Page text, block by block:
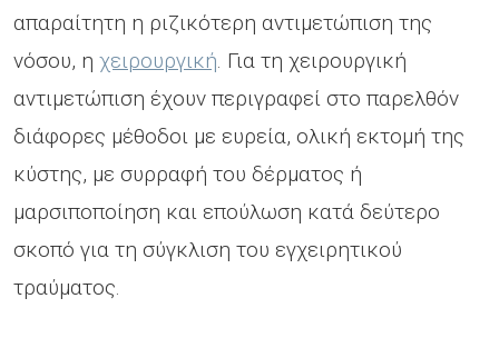
απαραίτητη η ριζικότερη αντιμετώπιση της
νόσου, η χειρουργική. Για τη χειρουργική
αντιμετώπιση έχουν περιγραφεί στο παρελθόν
διάφορες μέθοδοι με ευρεία, ολική εκτομή της
κύστης, με συρραφή του δέρματος ή
μαρσιποποίηση και επούλωση κατά δεύτερο
σκοπό για τη σύγκλιση του εγχειρητικού
τραύματος.